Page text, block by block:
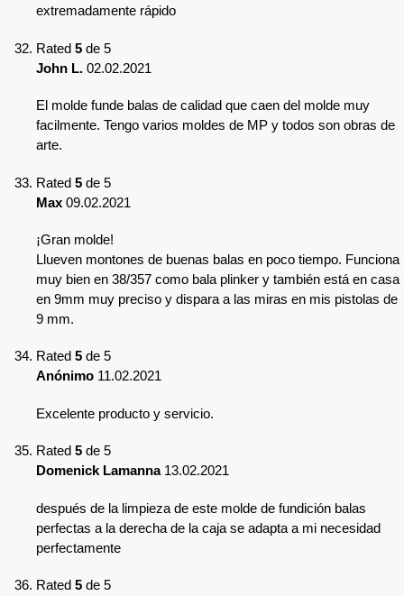
extremadamente rápido
Rated 5 de 5
John L. 02.02.2021
El molde funde balas de calidad que caen del molde muy
facilmente. Tengo varios moldes de MP y todos son obras de
arte.
Rated 5 de 5
Max 09.02.2021
¡Gran molde!
Llueven montones de buenas balas en poco tiempo. Funciona
muy bien en 38/357 como bala plinker y también está en casa
en 9mm muy preciso y dispara a las miras en mis pistolas de
9 mm.
Rated 5 de 5
Anónimo 11.02.2021
Excelente producto y servicio.
Rated 5 de 5
Domenick Lamanna 13.02.2021
después de la limpieza de este molde de fundición balas
perfectas a la derecha de la caja se adapta a mi necesidad
perfectamente
Rated 5 de 5